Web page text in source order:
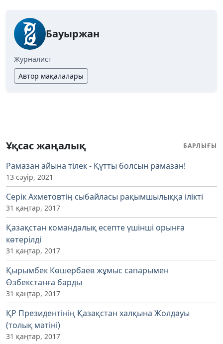
Бауыржан
Журналист
Автор мақалалары
Ұқсас жаңалық БАРЛЫҒЫ
Рамазан айына тілек - Құтты болсын рамазан!
13 сәуір, 2021
Серік Ахметовтің сыбайласы рақымшылыққа ілікті
31 қаңтар, 2017
Қазақстан командалық есепте үшінші орынға
көтерілді
31 қаңтар, 2017
Қырымбек Көшербаев жұмыс сапарымен
Өзбекстанға барды
31 қаңтар, 2017
ҚР Президентінің Қазақстан халқына Жолдауы
(толық мәтіні)
31 қаңтар, 2017